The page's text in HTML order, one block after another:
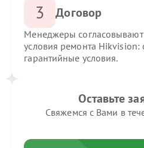
3 Договор
Менеджеры согласовывают
условия ремонта Hikvision:
гарантийные условия.
Оставьте
Свяжемся с Вами в